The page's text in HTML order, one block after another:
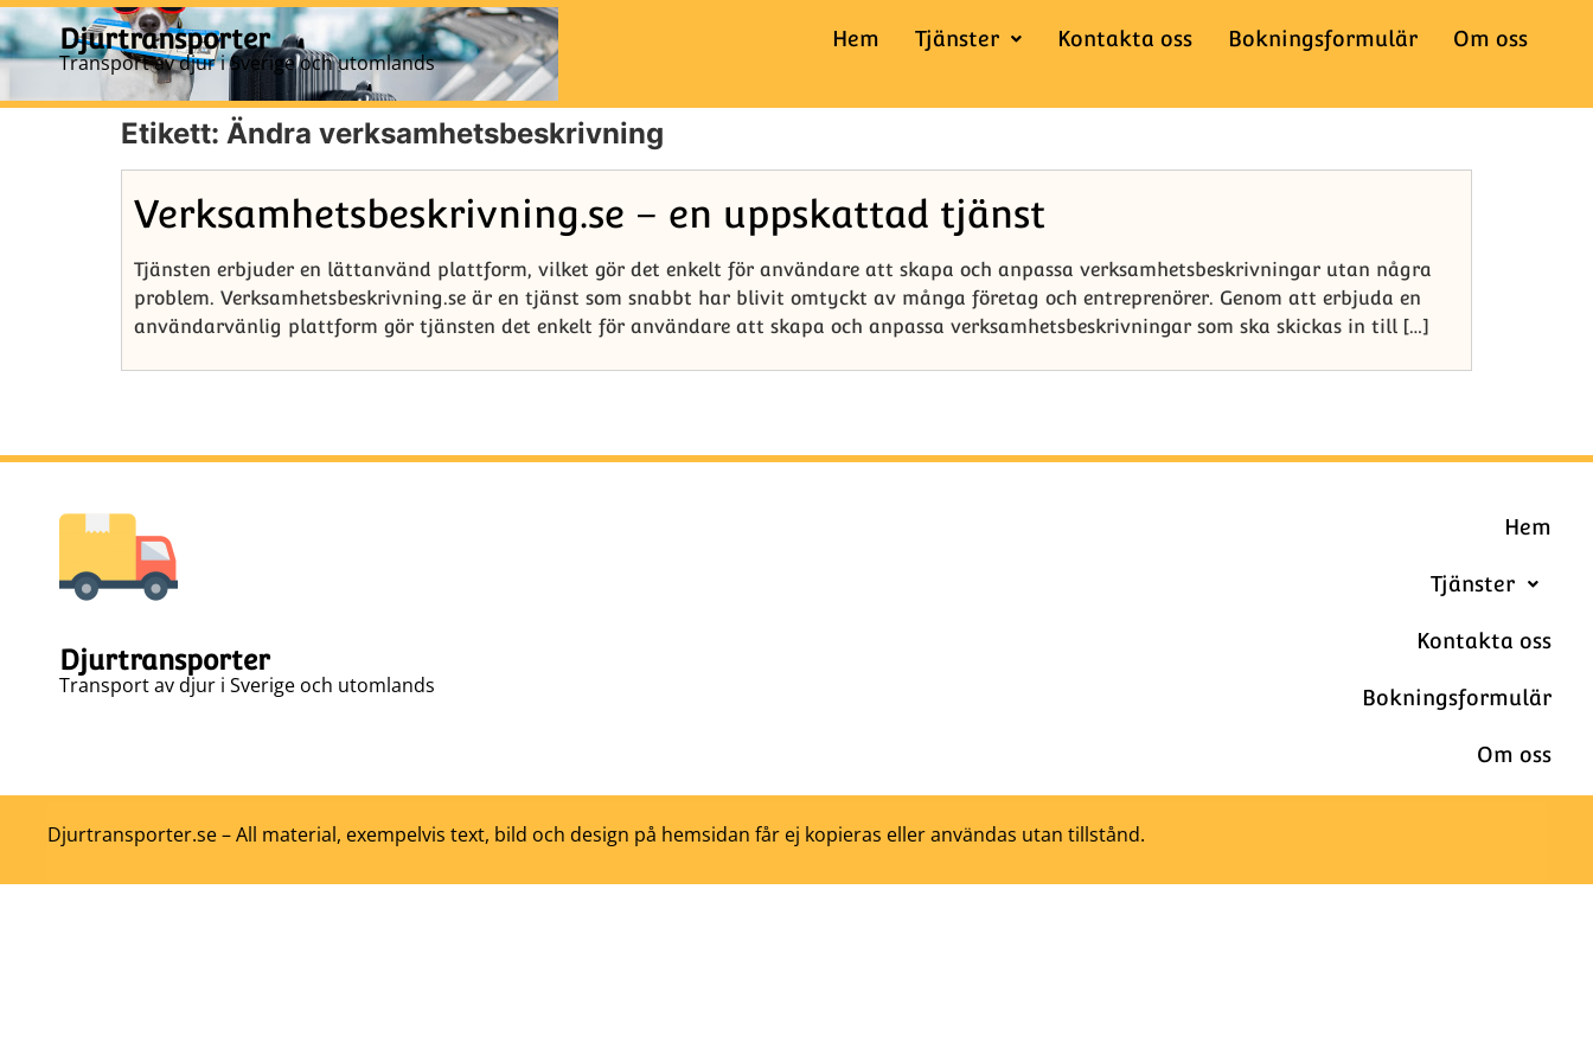
Djurtransporter
Transport av djur i Sverige och utomlands
Hem Tjänster Kontakta oss Bokningsformulär Om oss
Etikett: Ändra verksamhetsbeskrivning
Verksamhetsbeskrivning.se – en uppskattad tjänst
Tjänsten erbjuder en lättanvänd plattform, vilket gör det enkelt för användare att skapa och anpassa verksamhetsbeskrivningar utan några
problem. Verksamhetsbeskrivning.se är en tjänst som snabbt har blivit omtyckt av många företag och entreprenörer. Genom att erbjuda en
användarvänlig plattform gör tjänsten det enkelt för användare att skapa och anpassa verksamhetsbeskrivningar som ska skickas in till […]
Djurtransporter
Transport av djur i Sverige och utomlands
Hem
Tjänster
Kontakta oss
Bokningsformulär
Om oss
Djurtransporter.se – All material, exempelvis text, bild och design på hemsidan får ej kopieras eller användas utan tillstånd.